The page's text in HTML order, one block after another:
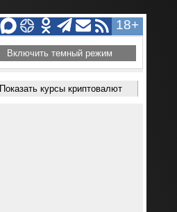
18+
Включить темный режим
Показать курсы криптовалют